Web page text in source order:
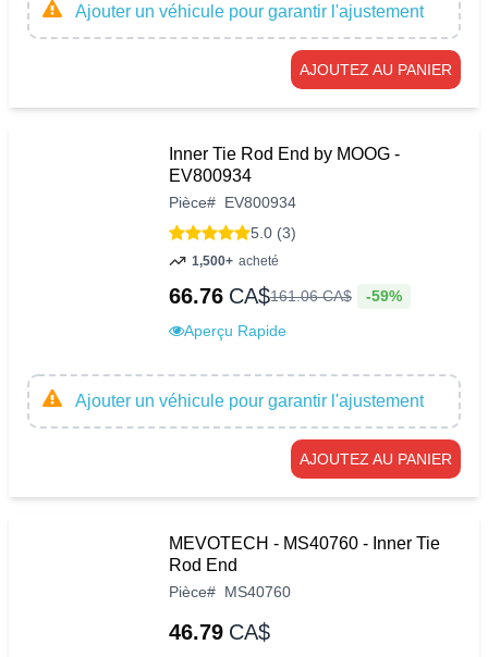
Ajouter un véhicule pour garantir l'ajustement
AJOUTEZ AU PANIER
Inner Tie Rod End by MOOG -
EV800934
Pièce# EV800934
5.0 (3)
1,500+ acheté
66.76 CA$161.06CA$ -59%
Aperçu Rapide
Ajouter un véhicule pour garantir l'ajustement
AJOUTEZ AU PANIER
MEVOTECH - MS40760 - Inner Tie
Rod End
Pièce# MS40760
46.79 CA$